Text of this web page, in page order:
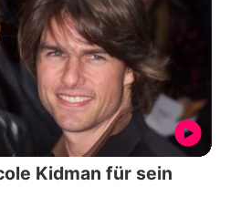
Kidman für sein